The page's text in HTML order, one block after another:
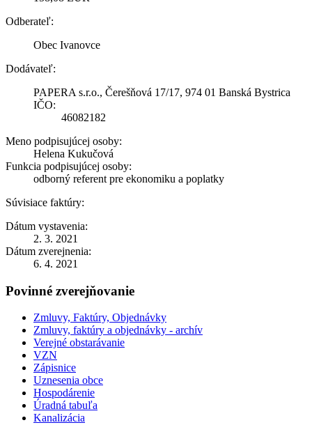
Odberateľ:
Obec Ivanovce
Dodávateľ:
PAPERA s.r.o., Čerešňová 17/17, 974 01 Banská Bystrica
IČO:
46082182
Meno podpisujúcej osoby:
Helena Kukučová
Funkcia podpisujúcej osoby:
odborný referent pre ekonomiku a poplatky
Súvisiace faktúry:
Dátum vystavenia:
2. 3. 2021
Dátum zverejnenia:
6. 4. 2021
Povinné zverejňovanie
Zmluvy, Faktúry, Objednávky
Zmluvy, faktúry a objednávky - archív
Verejné obstarávanie
VZN
Zápisnice
Uznesenia obce
Hospodárenie
Úradná tabuľa
Kanalizácia